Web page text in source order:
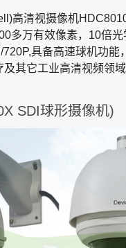
高清视摄像机
多万有效像素，10倍
具备高速球机功能
其它工业高清视频领域
SDI球形摄像机)